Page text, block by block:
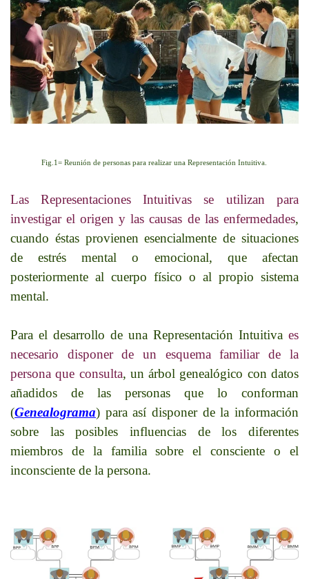
Fig.1= Reunión de personas para realizar una Representación Intuitiva.
Las Representaciones Intuitivas se utilizan para
investigar el origen y las causas de las enfermedades,
cuando éstas provienen esencialmente de situaciones
de estrés mental o emocional, que afectan
posteriormente al cuerpo físico o al propio sistema
mental.
Para el desarrollo de una Representación Intuitiva es
necesario disponer de un esquema familiar de la
persona que consulta, un árbol genealógico con datos
añadidos de las personas que lo conforman
(Genealograma) para así disponer de la información
sobre las posibles influencias de los diferentes
miembros de la familia sobre el consciente o el
inconsciente de la persona.